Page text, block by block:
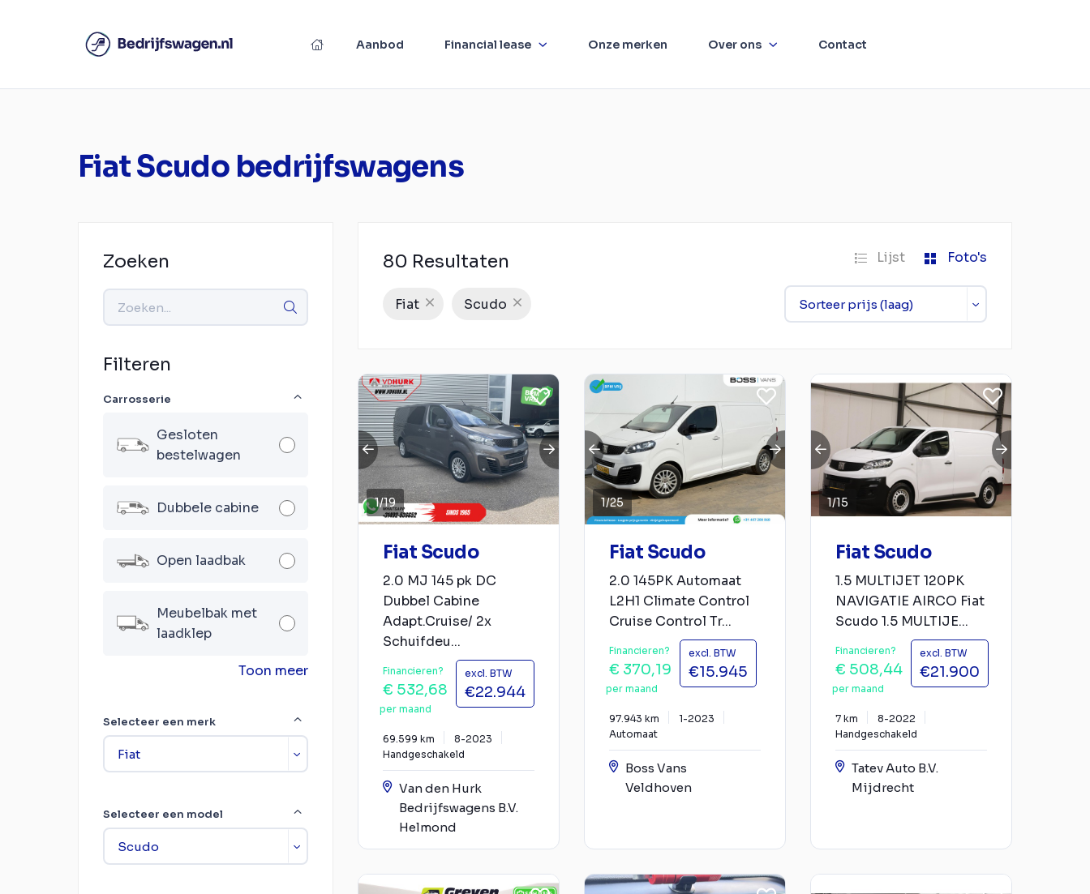
Aanbod Financial lease Onze merken Over ons Contact
Fiat Scudo bedrijfswagens
Zoeken
Filteren
Carrosserie
Gesloten
bestelwagen
Dubbele cabine
Open laadbak
Meubelbak met
laadklep
Toon meer
Selecteer een merk
Selecteer een model
80 Resultaten Lijst Foto's
Fiat Scudo
1/19
Fiat Scudo
2.0 MJ 145 pk DC
Dubbel Cabine
Adapt.Cruise/ 2x
Schuifdeu...
Financieren?
€ 532,68
per maand
excl. BTW
€22.944
69.599 km
8-2023
Handgeschakeld
Van den Hurk
Bedrijfswagens B.V.
Helmond
1/25
Fiat Scudo
2.0 145PK Automaat
L2H1 Climate Control
Cruise Control Tr...
Financieren?
€ 370,19
per maand
excl. BTW
€15.945
97.943 km
1-2023
Automaat
Boss Vans
Veldhoven
1/15
Fiat Scudo
1.5 MULTIJET 120PK
NAVIGATIE AIRCO Fiat
Scudo 1.5 MULTIJE...
Financieren?
€ 508,44
per maand
excl. BTW
€21.900
7 km
8-2022
Handgeschakeld
Tatev Auto B.V.
Mijdrecht